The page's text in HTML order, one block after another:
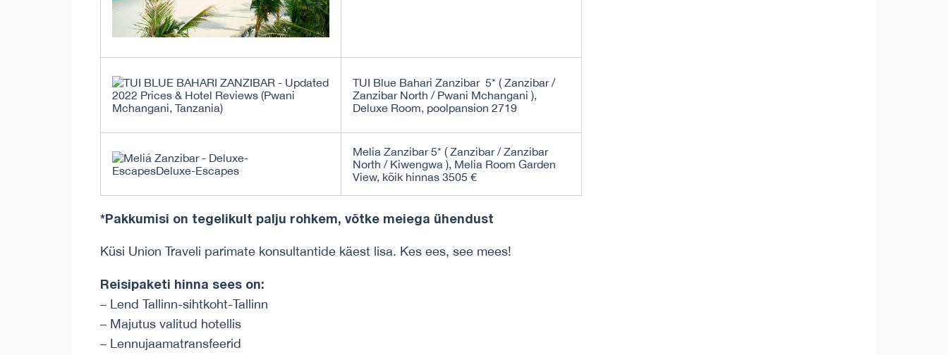
TUI Blue Bahari Zanzibar 5* ( Zanzibar /
Zanzibar North / Pwani Mchangani ),
Deluxe Room, poolpansion 2719
Melia Zanzibar 5* ( Zanzibar / Zanzibar
North / Kiwengwa ), Melia Room Garden
View, kõik hinnas 3505 €
*Pakkumisi on tegelikult palju rohkem, võtke meiega ühendust
Küsi Union Traveli parimate konsultantide käest lisa. Kes ees, see mees!
Reisipaketi hinna sees on:
– Lend Tallinn-sihtkoht-Tallinn
– Majutus valitud hotellis
– Lennujaamatransfeerid